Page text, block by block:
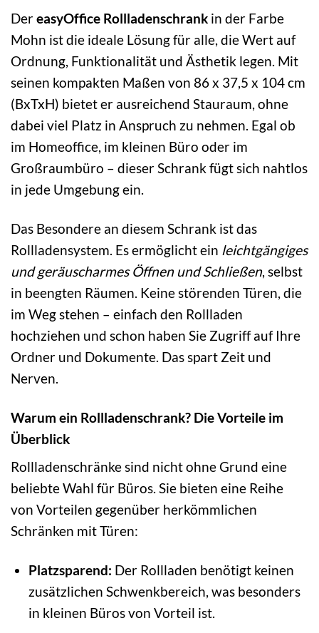
DereasyOffice Rollladenschrank in der Farbe
Mohn ist die ideale Lösung für alle, die Wert auf
Ordnung, Funktionalität und Ästhetik legen. Mit
seinen kompakten Maßen von 86 x 37,5 x 104 cm
(BxTxH) bietet er ausreichend Stauraum, ohne
dabei viel Platz in Anspruch zu nehmen. Egal ob
im Homeoffice, im kleinen Büro oder im
Großraumbüro – dieser Schrank fügt sich nahtlos
in jede Umgebung ein.
Das Besondere an diesem Schrank ist das
Rollladensystem. Es ermöglicht ein leichtgängiges
und geräuscharmes Öffnen und Schließen, selbst
in beengten Räumen. Keine störenden Türen, die
im Weg stehen – einfach den Rollladen
hochziehen und schon haben Sie Zugriff auf Ihre
Ordner und Dokumente. Das spart Zeit und
Nerven.
Warum ein Rollladenschrank? Die Vorteile im
Überblick
Rollladenschränke sind nicht ohne Grund eine
beliebte Wahl für Büros. Sie bieten eine Reihe
von Vorteilen gegenüber herkömmlichen
Schränken mit Türen:
Platzsparend: Der Rollladen benötigt keinen
zusätzlichen Schwenkbereich, was besonders
in kleinen Büros von Vorteil ist.